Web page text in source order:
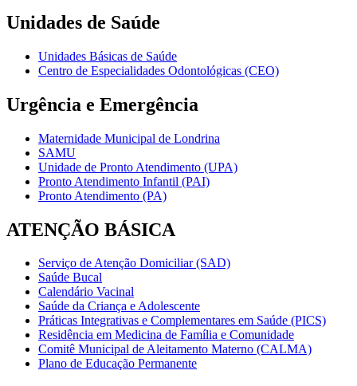
Unidades de Saúde
Unidades Básicas de Saúde
Centro de Especialidades Odontológicas (CEO)
Urgência e Emergência
Maternidade Municipal de Londrina
SAMU
Unidade de Pronto Atendimento (UPA)
Pronto Atendimento Infantil (PAI)
Pronto Atendimento (PA)
ATENÇÃO BÁSICA
Serviço de Atenção Domiciliar (SAD)
Saúde Bucal
Calendário Vacinal
Saúde da Criança e Adolescente
Práticas Integrativas e Complementares em Saúde (PICS)
Residência em Medicina de Família e Comunidade
Comitê Municipal de Aleitamento Materno (CALMA)
Plano de Educação Permanente